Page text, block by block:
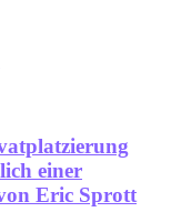
einer
Eric Sprott